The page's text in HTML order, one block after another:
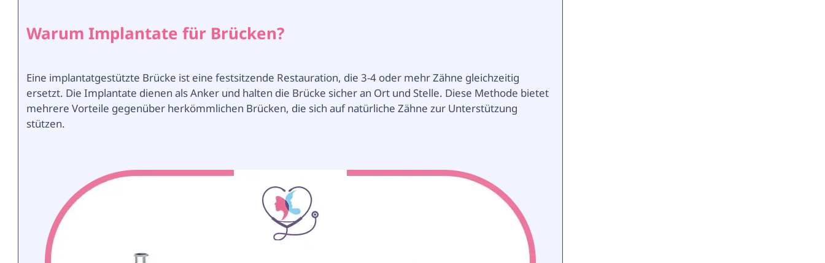
Warum Implantate für Brücken?
Eine implantatgestützte Brücke ist eine festsitzende Restauration, die 3-4 oder mehr Zähne gleichzeitig
ersetzt. Die Implantate dienen als Anker und halten die Brücke sicher an Ort und Stelle. Diese Methode bietet
mehrere Vorteile gegenüber herkömmlichen Brücken, die sich auf natürliche Zähne zur Unterstützung
stützen.